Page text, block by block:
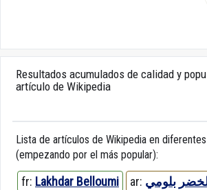
Resultados acumulados de calidad y
artículo de Wikipedia
Lista de artículos de Wikipedia en
(empezando por el más popular):
fr: Lakhdar Belloumi ar: بلومي